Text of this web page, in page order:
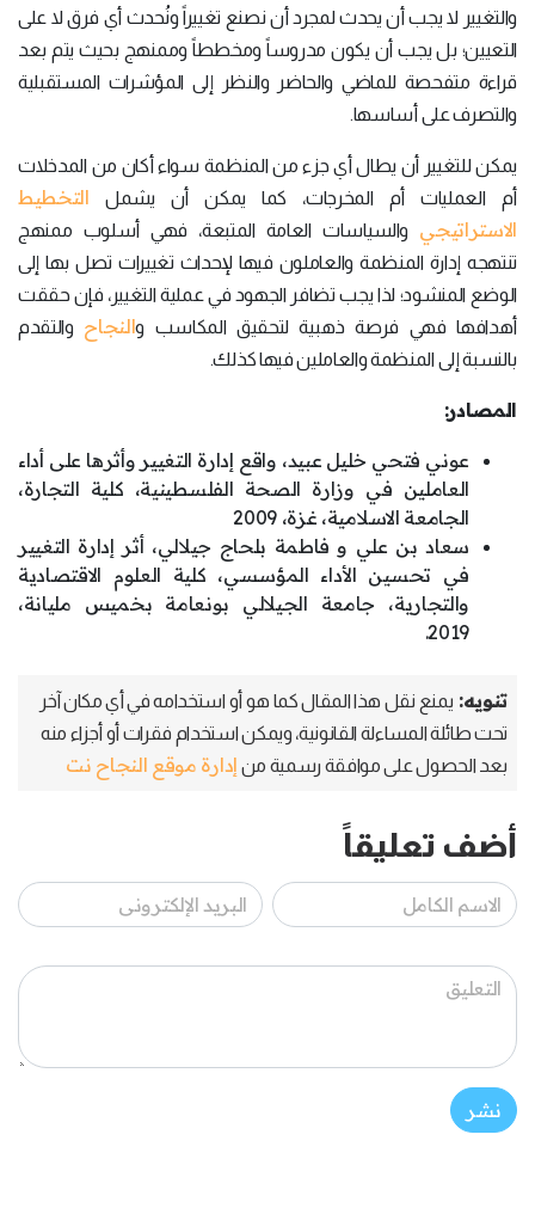
والتغيير لا يجب أن يحدث لمجرد أن نصنع تغييراً ونُحدث أي فرق لا على
التعيين؛ بل يجب أن يكون مدروساً ومخططاً وممنهج بحيث يتم بعد
قراءة متفحصة للماضي والحاضر والنظر إلى المؤشرات المستقبلية
والتصرف على أساسها.
يمكن للتغيير أن يطال أي جزء من المنظمة سواء أكان من المدخلات
أم العمليات أم المخرجات، كما يمكن أن يشمل التخطيط
الاستراتيجي والسياسات العامة المتبعة، فهي أسلوب ممنهج
تنتهجه إدارة المنظمة والعاملون فيها لإحداث تغييرات تصل بها إلى
الوضع المنشود؛ لذا يجب تضافر الجهود في عملية التغيير، فإن حققت
أهدافها فهي فرصة ذهبية لتحقيق المكاسب والنجاح والتقدم
بالنسبة إلى المنظمة والعاملين فيها كذلك.
المصادر:
عوني فتحي خليل عبيد، واقع إدارة التغيير وأثرها على أداء
العاملين في وزارة الصحة الفلسطينية، كلية التجارة،
الجامعة الاسلامية، غزة، 2009
سعاد بن علي و فاطمة بلحاج جيلالي، أثر إدارة التغيير
في تحسين الأداء المؤسسي، كلية العلوم الاقتصادية
والتجارية، جامعة الجيلالي بونعامة بخميس مليانة،
2019.
تنويه: يمنع نقل هذا المقال كما هو أو استخدامه في أي مكان آخر
تحت طائلة المساءلة القانونية، ويمكن استخدام فقرات أو أجزاء منه
بعد الحصول على موافقة رسمية من إدارة موقع النجاح نت
أضف تعليقاً
نشر